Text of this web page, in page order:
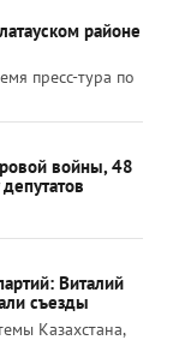
районе
пресс-тура по
войны, 48
Виталий
съезды
Казахстана,